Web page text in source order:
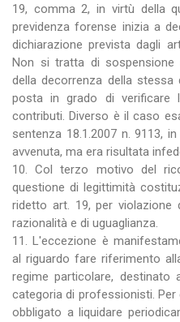
19, comma 2, in virtù della
previdenza forense inizia a
dichiarazione prevista dagli
Non si tratta di sospensione
della decorrenza della
posta in grado di verificare
contributi. Diverso è il caso
sentenza 18.1.2007 n. 9113,
avvenuta, ma era risultata
10. Col terzo motivo del
questione di legittimità
ridetto art. 19, per violazione
razionalità e di uguaglianza.
11. L'eccezione è
al riguardo fare riferimento
regime particolare, destinato
categoria di professionisti.
obbligato a liquidare